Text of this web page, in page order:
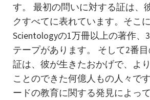
す。 最初の問いに対する証は、
クすべてに表れています。そこ
Scientologyの1万冊以上の著作、
テープがあります。 そして2番
証は、彼が生きたおかげで、よ
ことのできた何億人もの人々で
ードの教育に関する発見によっ